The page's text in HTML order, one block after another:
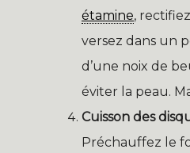
étamine,
versez dans un
d’une noix de
éviter la peau.
Cuisson des
Préchauffez le